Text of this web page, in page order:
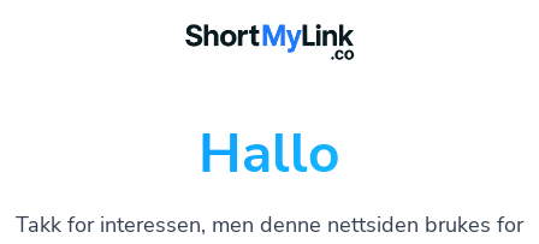
Hallo
Takk for interessen, men denne nettsiden brukes for